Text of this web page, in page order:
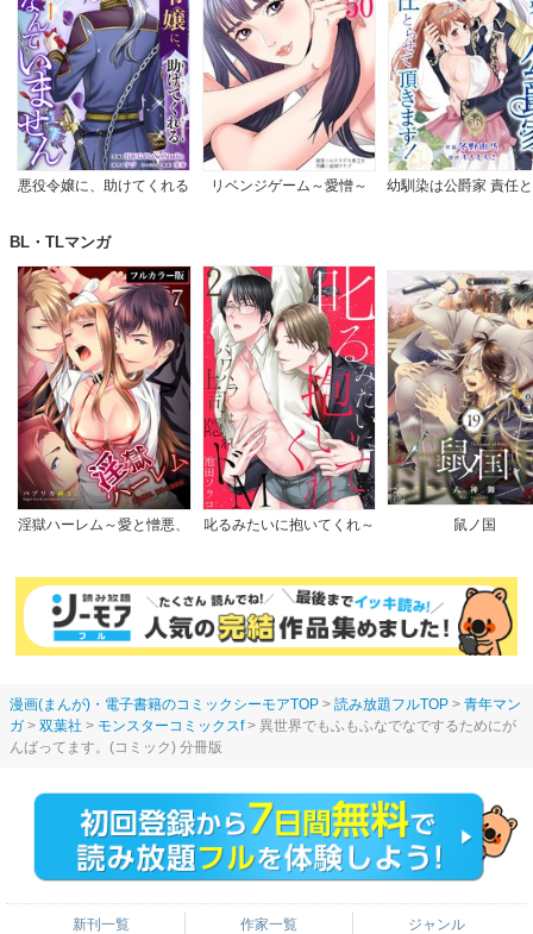
悪役令嬢に、助けてくれる
リベンジゲーム～愛憎～
幼馴染は公爵家 責任
BL・TLマンガ
淫獄ハーレム～愛と憎悪、
叱るみたいに抱いてくれ～
鼠ノ国
漫画(まんが)・電子書籍のコミックシーモアTOP 読み放題フルTOP
青年マン
ガ
双葉社 モンスターコミックスf
異世界でもふもふなでなでするためにが
んばってます。(コミック) 分冊版
新刊一覧 作家一覧 ジャンル